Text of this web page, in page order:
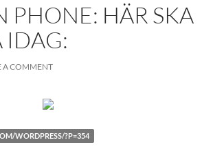
PHONE: HÄR SKA
IDAG:
A COMMENT
WORDPRESS/?P=354